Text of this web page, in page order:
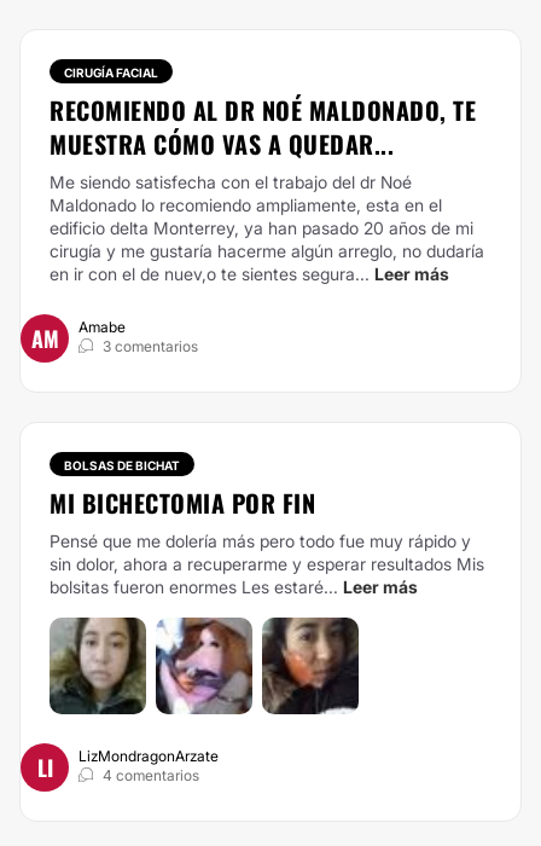
CIRUGÍA FACIAL
RECOMIENDO AL DR NOÉ MALDONADO, TE
MUESTRA CÓMO VAS A QUEDAR...
Me siendo satisfecha con el trabajo del dr Noé
Maldonado lo recomiendo ampliamente, esta en el
edificio delta Monterrey, ya han pasado 20 años de mi
cirugía y me gustaría hacerme algún arreglo, no dudaría
en ir con el de nuev,o te sientes segura... Leer más
AM
Amabe
3 comentarios
BOLSAS DE BICHAT
MI BICHECTOMIA POR FIN
Pensé que me dolería más pero todo fue muy rápido y
sin dolor, ahora a recuperarme y esperar resultados Mis
bolsitas fueron enormes Les estaré... Leer más
LI
LizMondragonArzate
4 comentarios